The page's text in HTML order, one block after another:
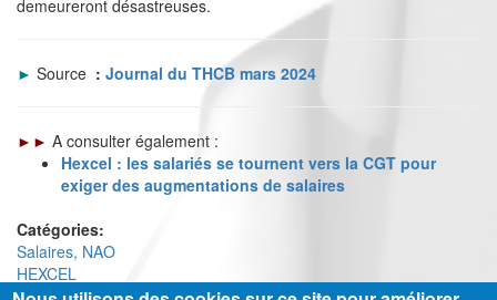
demeureront désastreuses.
► Source : Journal du THCB mars 2024
►► A consulter également :
Hexcel : les salariés se tournent vers la CGT pour
exiger des augmentations de salaires
Catégories:
Salaires, NAO
HEXCEL